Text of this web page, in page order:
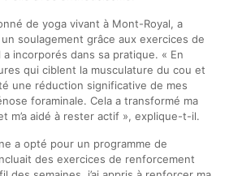
de yoga vivant à Mont-Royal, a
soulagement grâce aux exercices de
a incorporés dans sa pratique. « En
qui ciblent la musculature du cou et
une réduction significative de mes
foraminale. Cela a transformé ma
m’a aidé à rester actif », explique-t-il.
a opté pour un programme de
des exercices de renforcement